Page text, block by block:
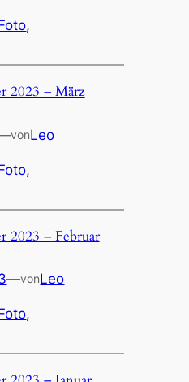
2023 – März
vonLeo
2023 – Februar
—vonLeo